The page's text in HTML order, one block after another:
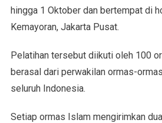
hingga 1 Oktober dan bertempat di
Kemayoran, Jakarta Pusat.
Pelatihan tersebut diikuti oleh 100
berasal dari perwakilan ormas-
seluruh Indonesia.
Setiap ormas Islam mengirimkan